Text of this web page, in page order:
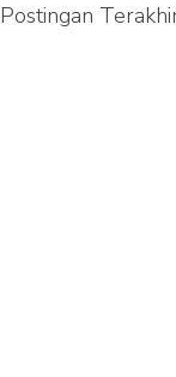
Postingan